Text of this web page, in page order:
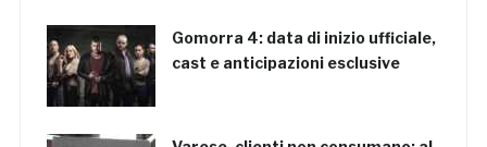
Gomorra 4: data di inizio ufficiale,
cast e anticipazioni esclusive